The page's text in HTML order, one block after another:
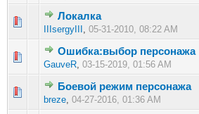
Локалка
IIIsergyIII , 05-31-2010, 08:22 AM
0 голос(ов) - 0 из 5 в среднем
Ошибка:выбор персонажа
GauveR, 03-15-2019, 01:56 AM
0 голос(ов) - 0 из 5 в среднем
12345
Боевой режим персонажа
breze, 04-27-2016, 01:36 AM
0 голос(ов) - 0 из 5 в среднем
12345